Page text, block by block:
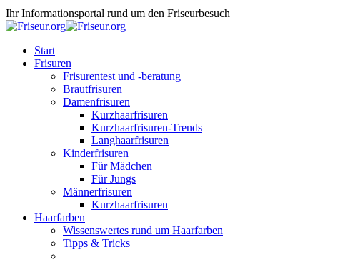
Ihr Informationsportal rund um den Friseurbesuch
Start
Frisuren
Frisurentest und -beratung
Brautfrisuren
Damenfrisuren
Kurzhaarfrisuren
Kurzhaarfrisuren-Trends
Langhaarfrisuren
Kinderfrisuren
Für Mädchen
Für Jungs
Männerfrisuren
Kurzhaarfrisuren
Haarfarben
Wissenswertes rund um Haarfarben
Tipps & Tricks